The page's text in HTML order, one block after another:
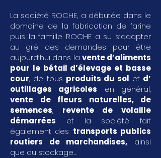
La société ROCHE, a débutée dans le
domaine de la fabrication de farine
puis la famille ROCHE a su s’adapter
au gré des demandes pour être
aujourd’hui dans la vente d’aliments
pour le bétail d’élevage et basse
cour, de tous produits du sol et d’
outillages agricoles en général,
vente de fleurs naturelles, de
semences, revente de volaille
démarrées et la société fait
également des transports publics
routiers de marchandises, ainsi
que du stockage...